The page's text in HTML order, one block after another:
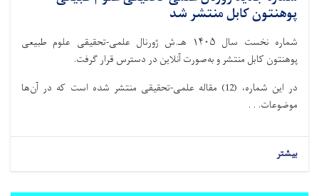
پوهنتون کابل منتشر شد
شماره نخست سال ۱۴۰۵ هـ.ش ژورنال علمی-تحقیقی علوم طبیعی
پوهنتون کابل منتشر و به‌صورت آنلاین در دسترس قرار گرفت.
در این شماره، (12) مقاله علمی-تحقیقی منتشر شده است که در آن‌ها
موضوعات. . .
بیشتر